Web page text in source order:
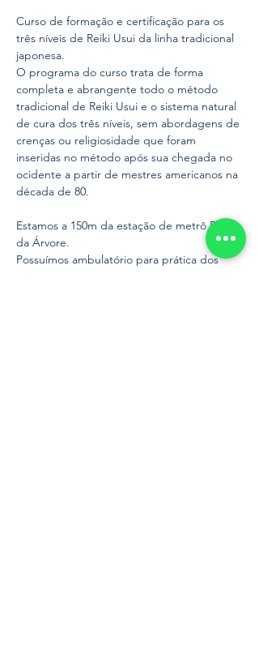
Curso de formação e certificação para os
três níveis de Reiki Usui da linha tradicional
japonesa.
O programa do curso trata de forma
completa e abrangente todo o método
tradicional de Reiki Usui e o sistema natural
de cura dos três níveis, sem abordagens de
crenças ou religiosidade que foram
inseridas no método após sua chegada no
ocidente a partir de mestres americanos na
década de 80.
Estamos a 150m da estação de metrô Praça
da Árvore.
Possuímos ambulatório para prática dos